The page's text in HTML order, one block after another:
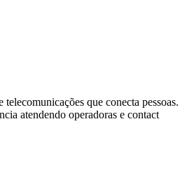
que conecta pessoas.
atendendo operadoras e contact